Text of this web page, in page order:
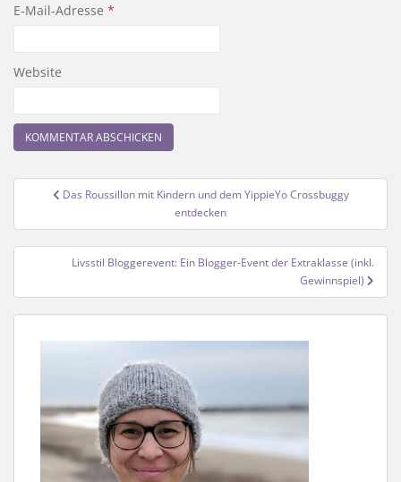
E-Mail-Adresse *
Website
Beitragsnavigation
Das Roussillon mit Kindern und dem YippieYo Crossbuggy
entdecken
Livsstil Bloggerevent: Ein Blogger-Event der Extraklasse (inkl.
Gewinnspiel)